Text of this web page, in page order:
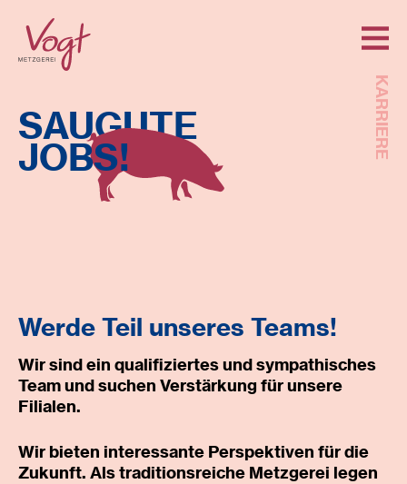
KARRIERE
SAUGUTE
JOBS!
Werde Teil unseres Teams!
Wir sind ein qualifiziertes und sympathisches
Team und suchen Verstärkung für unsere
Filialen.
Wir bieten interessante Perspektiven für die
Zukunft. Als traditionsreiche Metzgerei legen